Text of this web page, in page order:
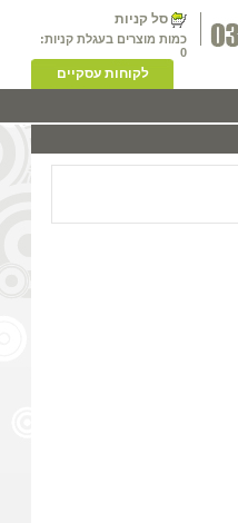
סל קניות
כמות מוצרים בעגלת קניות:
0
לקוחות עסקיים